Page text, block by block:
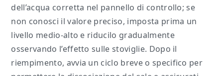
dell’acqua corretta nel pannello di controllo; se
non conosci il valore preciso, imposta prima un
livello medio-alto e riducilo gradualmente
osservando l’effetto sulle stoviglie. Dopo il
riempimento, avvia un ciclo breve o specifico per